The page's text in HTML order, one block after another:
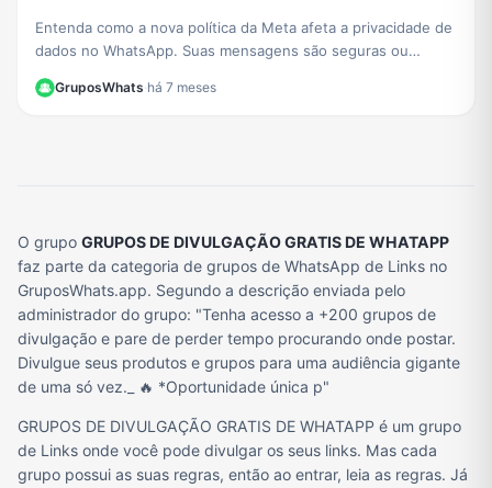
Entenda como a nova política da Meta afeta a privacidade de
dados no WhatsApp. Suas mensagens são seguras ou
GruposWhats·há 7 meses
O grupo GRUPOS DE DIVULGAÇÃO GRATIS DE WHATAPP
faz parte da categoria de grupos de WhatsApp de Links no
GruposWhats.app. Segundo a descrição enviada pelo
administrador do grupo: "Tenha acesso a +200 grupos de
divulgação e pare de perder tempo procurando onde postar.
Divulgue seus produtos e grupos para uma audiência gigante
de uma só vez._ 🔥 *Oportunidade única p"
GRUPOS DE DIVULGAÇÃO GRATIS DE WHATAPP é um grupo
de Links onde você pode divulgar os seus links. Mas cada
grupo possui as suas regras, então ao entrar, leia as regras. Já